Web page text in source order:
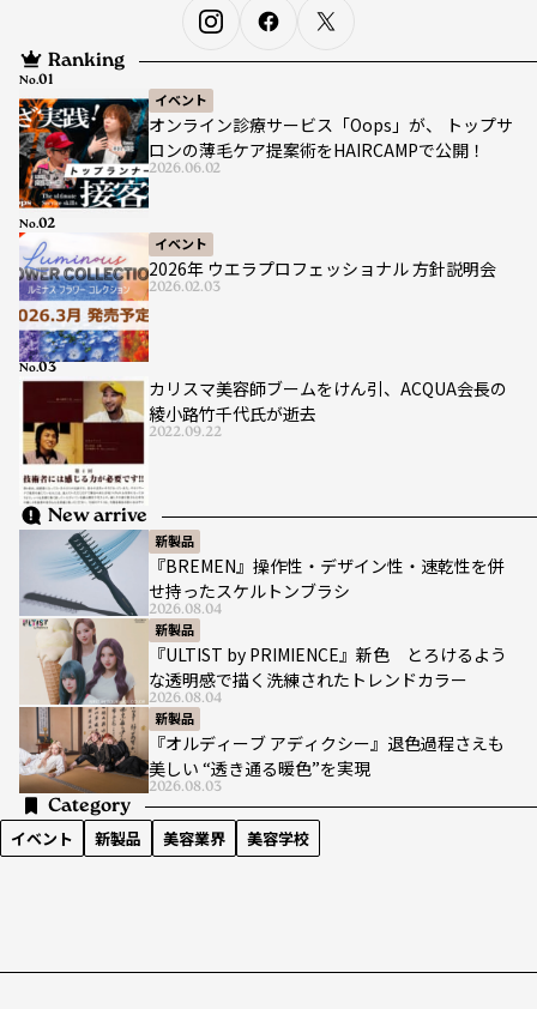
Ranking
イベント
オンライン診療サービス「Oops」が、 トップサ
ロンの薄毛ケア提案術をHAIRCAMPで公開！
2026.06.02
No.
イベント
2026年 ウエラプロフェッショナル 方針説明会
2026.02.03
No.
カリスマ美容師ブームをけん引、ACQUA会長の
綾小路竹千代氏が逝去
2022.09.22
No.
New arrive
新製品
『BREMEN』操作性・デザイン性・速乾性を併
せ持ったスケルトンブラシ
2026.08.04
新製品
『ULTIST by PRIMIENCE』新色 とろけるよう
な透明感で描く洗練されたトレンドカラー
2026.08.04
新製品
『オルディーブ アディクシー』退色過程さえも
美しい “透き通る暖色”を実現
2026.08.03
Category
イベント 新製品 美容業界 美容学校